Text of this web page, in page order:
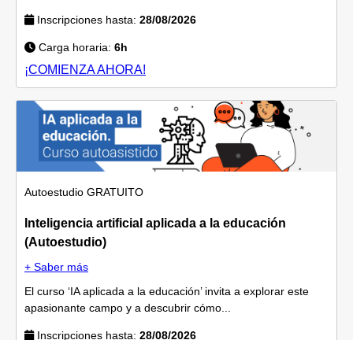
Inscripciones hasta: 28/08/2026
Carga horaria: 6h
¡COMIENZA AHORA!
Autoestudio GRATUITO
Inteligencia artificial aplicada a la educación
(Autoestudio)
+ Saber más
El curso ‘IA aplicada a la educación’ invita a explorar este
apasionante campo y a descubrir cómo...
Inscripciones hasta: 28/08/2026